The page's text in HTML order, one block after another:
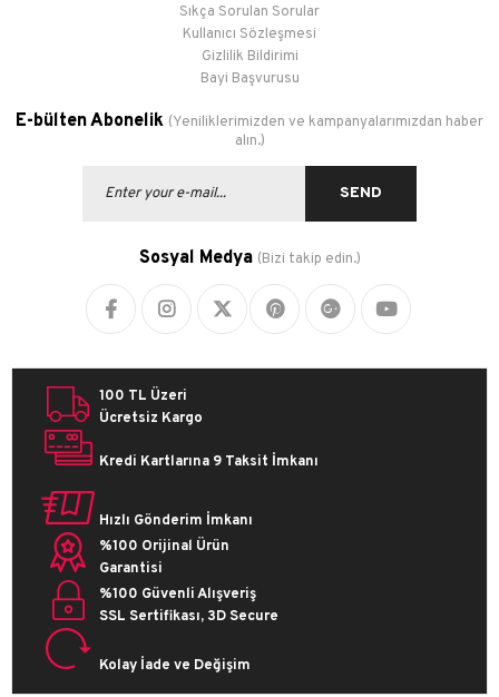
Sıkça Sorulan Sorular
Kullanıcı Sözleşmesi
Gizlilik Bildirimi
Bayi Başvurusu
E-bülten Abonelik (Yeniliklerimizden ve kampanyalarımızdan haber
alın.)
SEND
Sosyal Medya (Bizi takip edin.)
100 TL Üzeri
Ücretsiz Kargo
Kredi Kartlarına 9 Taksit İmkanı
Hızlı Gönderim İmkanı
%100 Orijinal Ürün
Garantisi
%100 Güvenli Alışveriş
SSL Sertifikası, 3D Secure
Kolay İade ve Değişim